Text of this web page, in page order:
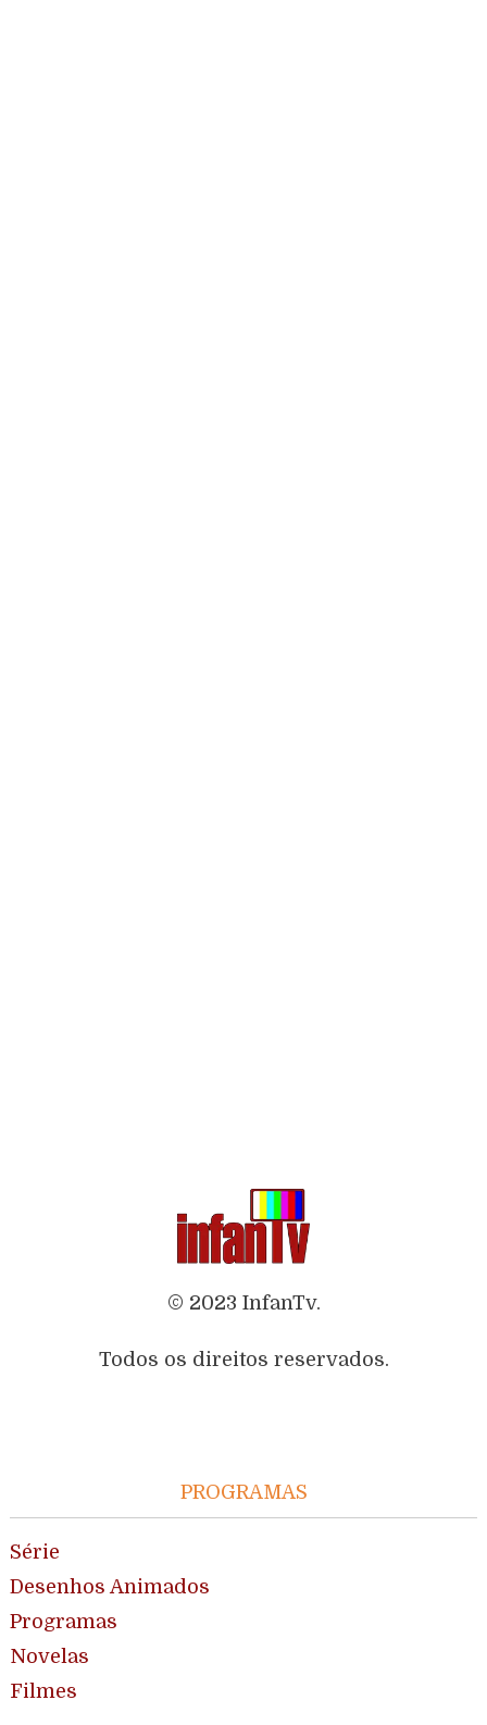
© 2023 InfanTv.
Todos os direitos reservados.
PROGRAMAS
Série
Desenhos Animados
Programas
Novelas
Filmes